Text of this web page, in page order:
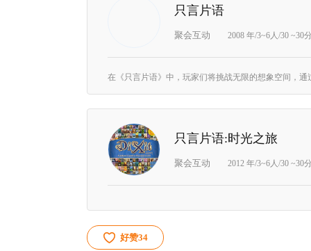
只言片语
聚会互动 2008 年/3~6人/30 ~30
只言片语:时光之旅
聚会互动 2012 年/3~6人/30 ~30
好赞34